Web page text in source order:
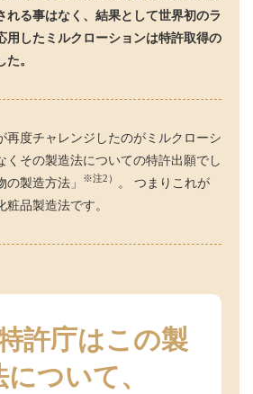
れる事はなく、結果として世界初のラ
用したミルクローションは特許取得の
。
再度チャレンジしたのがミルクローシ
くその製造法についての特許出願でし
製造方法」
※注2）
。 つまりこれが
品製造法です。
許庁はこの製
について、